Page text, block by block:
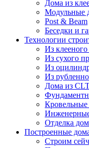
Дома из
Модульные
Post & Beam
Беседки и
Технологии
Из клееного
Из сухого
Из
Из
Дома из
Кровельные
Отделка
Построенные
Строим